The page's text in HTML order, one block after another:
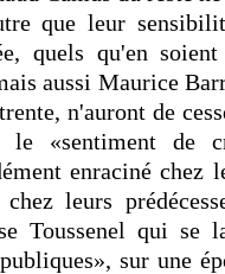
que leur
quels qu'en
aussi Maurice
n'auront de
le «sentiment de
enraciné chez
chez leurs
Toussenel qui se
sur une